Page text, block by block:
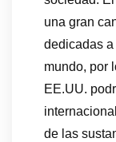
una gran
dedicadas a
mundo, por
EE.UU.
de las